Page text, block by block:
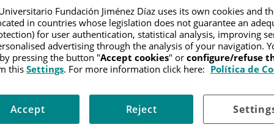
PATIENT INFORMATION AND SUPPORT FUNCTIONAL
B-CELL NEOPLASMS/BURKITT LYMPHOMA (BL)/
el cáncer. Estos fármacos no solo alteran la forma en la
sesión de tratamiento. Después de cada sesión por lo
Fundación Jiménez Díaz uses its own cookies and
in countries whose legislation does not guarantee an
for user authentication, statistical analysis, improving
advertising through the analysis of your navigation.
pressing the button "Accept cookies" or configure/refuse
thisSettings. For more information click here: Política de
Reject
Accept